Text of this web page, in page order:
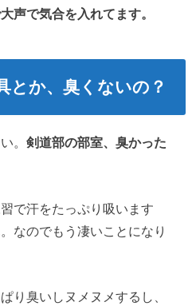
声で気合を入れてます。
とか、臭くないの？
。剣道部の部室、臭かった
で汗をたっぷり吸います
なのでもう凄いことになり
り臭いしヌメヌメするし、